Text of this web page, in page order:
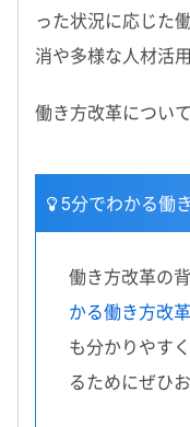
った状況に応じた
消や多様な人材活
働き方改革につい
5分でわかる働
働き方改革の
かる働き方改
も分かりやす
るためにぜひ